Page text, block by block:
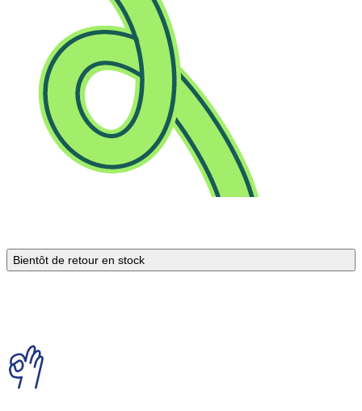
Bientôt de retour en stock